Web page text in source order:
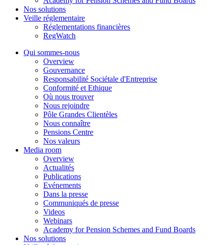
Nos solutions
Veille réglementaire
Réglementations financières
RegWatch
Qui sommes-nous
Overview
Gouvernance
Responsabilité Sociétale d'Entreprise
Conformité et Ethique
Où nous trouver
Nous rejoindre
Pôle Grandes Clientèles
Nous connaître
Pensions Centre
Nos valeurs
Media room
Overview
Actualités
Publications
Evénements
Dans la presse
Communiqués de presse
Videos
Webinars
Academy for Pension Schemes and Fund Boards
Nos solutions